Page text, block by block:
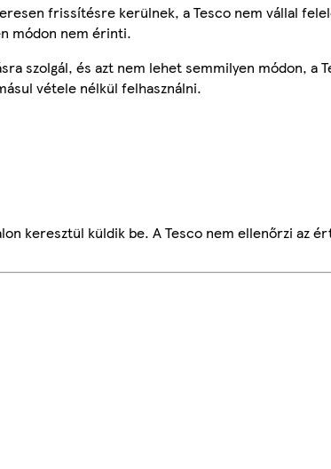
frissítésre kerülnek, a Tesco nem vállal
módon nem érinti.
szolgál, és azt nem lehet semmilyen módon, a
vétele nélkül felhasználni.
keresztül küldik be. A Tesco nem ellenőrzi az